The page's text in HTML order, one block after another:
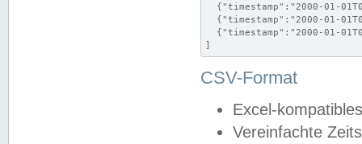
{"timestamp":"2000-01-
{"timestamp":"2000-01-
{"timestamp":"2000-01-
]
CSV-Format
Excel-
Vereinfachte